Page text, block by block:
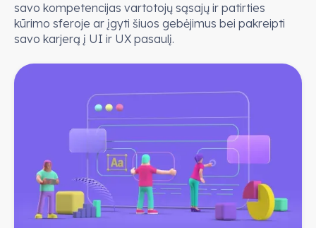
savo kompetencijas vartotojų sąsajų ir patirties
kūrimo sferoje ar įgyti šiuos gebėjimus bei pakreipti
savo karjerą į UI ir UX pasaulį.